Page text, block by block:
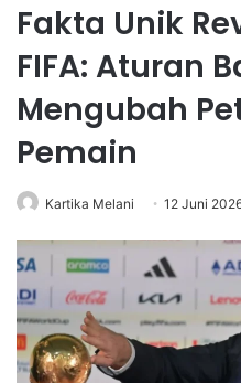
Fakta Unik
FIFA: Aturan
Mengubah
Pemain
Kartika Melani 12 Juni